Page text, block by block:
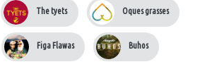
The tyets Oques grasses
Figa Flawas Buhos